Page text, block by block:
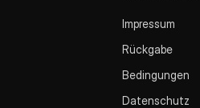
Impressum
Rückgabe
Bedingungen
Datenschutz